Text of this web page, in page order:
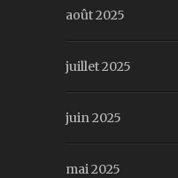
août 2025
juillet 2025
juin 2025
mai 2025